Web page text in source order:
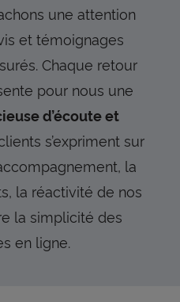
une attention
et témoignages
Chaque retour
pour nous une
d’écoute et
s’expriment sur
la
la réactivité de nos
la simplicité des
en ligne.